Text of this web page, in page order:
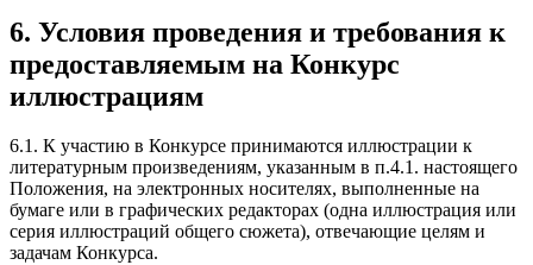
6. Условия проведения и требования к
предоставляемым на Конкурс
иллюстрациям
6.1. К участию в Конкурсе принимаются иллюстрации к
литературным произведениям, указанным в п.4.1. настоящего
Положения, на электронных носителях, выполненные на
бумаге или в графических редакторах (одна иллюстрация или
серия иллюстраций общего сюжета), отвечающие целям и
задачам Конкурса.